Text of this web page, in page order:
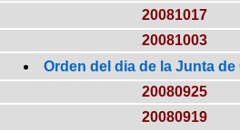
20081017
20081003
Orden del dia de la Junta
20080925
20080919